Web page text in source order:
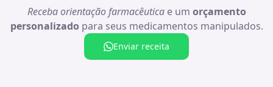
Receba orientação farmacêuticae um orçamento
personalizado para seus medicamentos manipulados.
Enviar receita